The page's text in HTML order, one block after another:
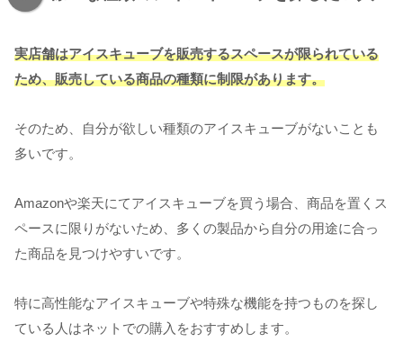
実店舗はアイスキューブを販売するスペースが限られている
ため、販売している商品の種類に制限があります。
そのため、自分が欲しい種類のアイスキューブがないことも
多いです。
Amazonや楽天にてアイスキューブを買う場合、商品を置くス
ペースに限りがないため、多くの製品から自分の用途に合っ
た商品を見つけやすいです。
特に高性能なアイスキューブや特殊な機能を持つものを探し
ている人はネットでの購入をおすすめします。